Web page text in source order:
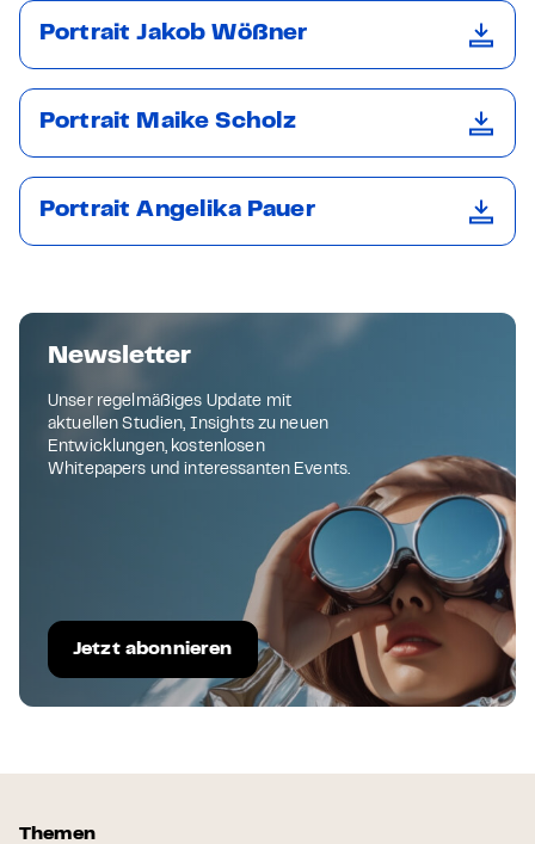
Portrait Jakob Wößner
Portrait Maike Scholz
Portrait Angelika Pauer
Newsletter
Unser regelmäßiges Update mit
aktuellen Studien, Insights zu neuen
Entwicklungen, kostenlosen
Whitepapers und interessanten Events.
Jetzt abonnieren
Themen